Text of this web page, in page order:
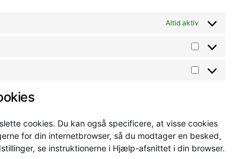
Altid aktiv
Statistikker
Marketing
cookies. Du kan også specificere, at visse cookies
for din internetbrowser, så du modtager en besked,
se instruktionerne i Hjælp-afsnittet i din browser.